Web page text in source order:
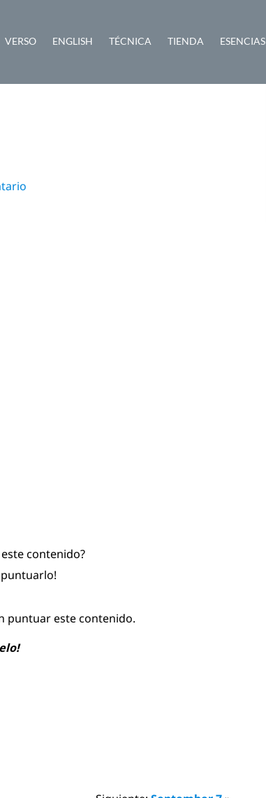
VERSO ENGLISH TÉCNICA TIENDA ESENCIAS
contenido?
puntuarlo!
puntuar este contenido.